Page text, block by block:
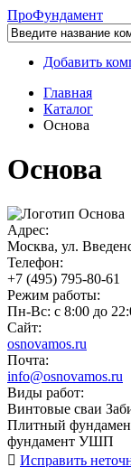
ПроФундамент
Добавить
Главная
Каталог
Основа
Основа
Адрес:
Москва, ул.
Телефон:
+7 (495) 795-80-61
Режим работы:
Пн-Вс: с 8:00 до
Сайт:
osnovamos.ru
Почта:
info@osnovamos.ru
Виды работ:
Винтовые сваи
Плитный
фундамент УШП
Исправить